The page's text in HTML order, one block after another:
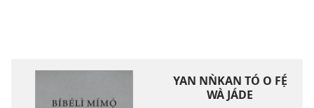
YAN NǸKAN TÓ O FẸ́
WÀ JÁDE